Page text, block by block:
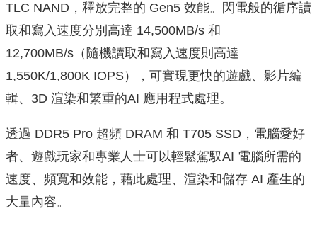
TLC NAND，釋放完整的 Gen5 效能。閃電般的循序讀
取和寫入速度分別高達 14,500MB/s 和
12,700MB/s（隨機讀取和寫入速度則高達
1,550K/1,800K IOPS），可實現更快的遊戲、影片編
輯、3D 渲染和繁重的AI 應用程式處理。
透過 DDR5 Pro 超頻 DRAM 和 T705 SSD，電腦愛好
者、遊戲玩家和專業人士可以輕鬆駕馭AI 電腦所需的
速度、頻寬和效能，藉此處理、渲染和儲存 AI 產生的
大量內容。